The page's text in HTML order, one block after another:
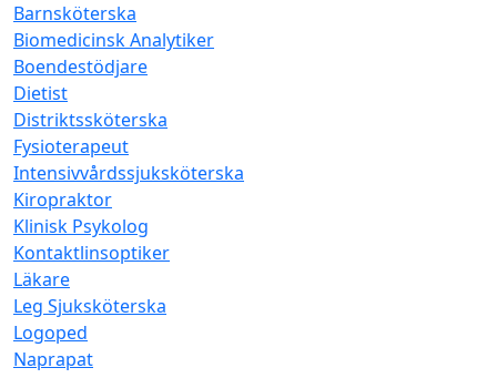
Barnsköterska
Biomedicinsk Analytiker
Boendestödjare
Dietist
Distriktssköterska
Fysioterapeut
Intensivvårdssjuksköterska
Kiropraktor
Klinisk Psykolog
Kontaktlinsoptiker
Läkare
Leg Sjuksköterska
Logoped
Naprapat